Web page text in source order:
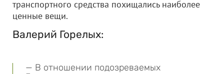
транспортного средства похищались наиболее
ценные вещи.
Валерий Горелых:
— В отношении подозреваемых